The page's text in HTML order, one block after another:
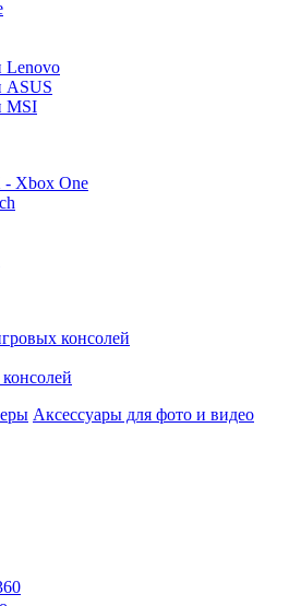
Lenovo
ASUS
MSI
Xbox One
консолей
Аксессуары для фото и видео